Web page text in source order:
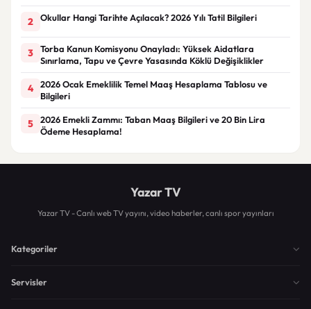
2 Okullar Hangi Tarihte Açılacak? 2026 Yılı Tatil Bilgileri
3
Torba Kanun Komisyonu Onayladı: Yüksek Aidatlara
Sınırlama, Tapu ve Çevre Yasasında Köklü Değişiklikler
4
2026 Ocak Emeklilik Temel Maaş Hesaplama Tablosu ve
Bilgileri
5
2026 Emekli Zammı: Taban Maaş Bilgileri ve 20 Bin Lira
Ödeme Hesaplama!
Yazar TV
Yazar TV - Canlı web TV yayını, video haberler, canlı spor yayınları
Kategoriler
Servisler